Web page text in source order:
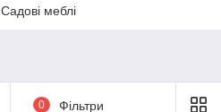
Садові меблі
0 Фільтри